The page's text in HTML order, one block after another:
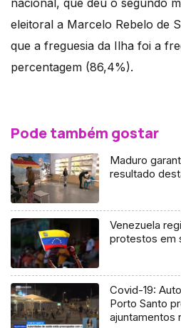
nacional, que deu o segundo
eleitoral a Marcelo Rebelo de
que a freguesia da Ilha foi a
percentagem (86,4%).
Pode também gostar
Maduro
resultado
Venezuela
protestos em
Covid-19:
Porto Santo
ajuntamentos